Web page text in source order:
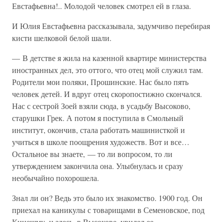
Евстафьевна!.. Молодой человек смотрел ей в глаза.
И Юлия Евстафьевна рассказывала, задумчиво перебирая
кисти шелковой белой шали.
— В детстве я жила на казенной квартире министерства
иностранных дел, это оттого, что отец мой служил там.
Родители мои поляки, Прошинские. Нас было пять
человек детей. И вдруг отец скоропостижно скончался.
Нас с сестрой Зоей взяли сюда, в усадьбу Высоково,
старушки Грек. А потом я поступила в Смольный
институт, окончив, стала работать машинисткой и
учиться в школе поощрения художеств. Вот и все…
Остальное вы знаете, — то ли вопросом, то ли
утверждением закончила она. Улыбнулась и сразу
необычайно похорошела.
Знал ли он? Ведь это было их знакомство. 1900 год. Он
приехал на каникулы с товарищами в Семеновское, под